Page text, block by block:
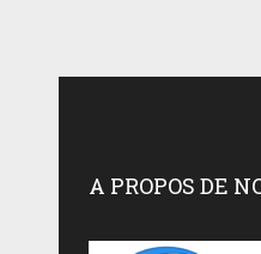
A PROPOS DE